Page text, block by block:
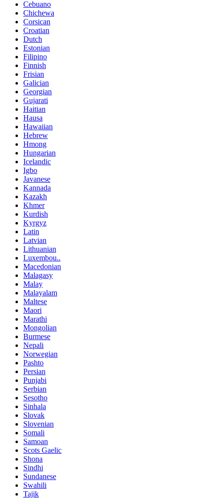
Cebuano
Chichewa
Corsican
Croatian
Dutch
Estonian
Filipino
Finnish
Frisian
Galician
Georgian
Gujarati
Haitian
Hausa
Hawaiian
Hebrew
Hmong
Hungarian
Icelandic
Igbo
Javanese
Kannada
Kazakh
Khmer
Kurdish
Kyrgyz
Latin
Latvian
Lithuanian
Luxembou..
Macedonian
Malagasy
Malay
Malayalam
Maltese
Maori
Marathi
Mongolian
Burmese
Nepali
Norwegian
Pashto
Persian
Punjabi
Serbian
Sesotho
Sinhala
Slovak
Slovenian
Somali
Samoan
Scots Gaelic
Shona
Sindhi
Sundanese
Swahili
Tajik